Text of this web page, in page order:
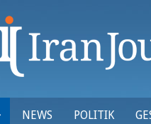
NEWS POLITIK